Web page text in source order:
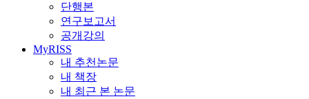
단행본
연구보고서
공개강의
MyRISS
내 추천논문
내 책장
내 최근 본 논문